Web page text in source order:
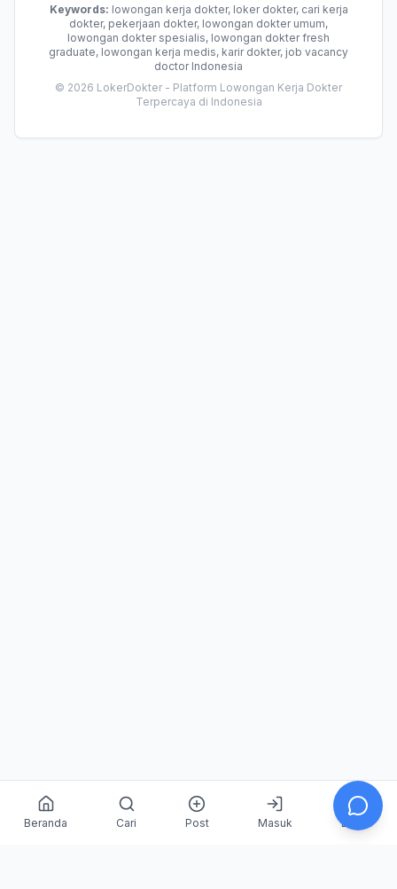
Keywords: lowongan kerja dokter, loker dokter, cari kerja
dokter, pekerjaan dokter, lowongan dokter umum,
lowongan dokter spesialis, lowongan dokter fresh
graduate, lowongan kerja medis, karir dokter, job vacancy
doctor Indonesia
© 2026 LokerDokter - Platform Lowongan Kerja Dokter
Terpercaya di Indonesia
Beranda Cari Post Masuk Daftar